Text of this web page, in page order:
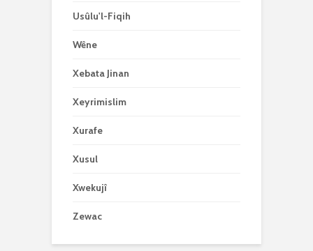
Usûlu'l-Fiqih
Wêne
Xebata Jinan
Xeyrimislim
Xurafe
Xusul
Xwekujî
Zewac